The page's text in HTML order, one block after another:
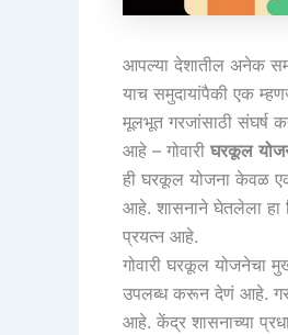
आपल्या देशातील अनेक
याच समुदायांपैकी एक
मूलभूत गरजांसाठी संघर्ष
आहे – गोवारी घरकूल
ही घरकूल योजना केवळ
आहे. शासनाने घेतलेला हा
प्रयत्न आहे.
गोवारी घरकूल योजनेचा
उपलब्ध करून देणं आहे. गरजू
आहे. केंद्र शासनाच्या